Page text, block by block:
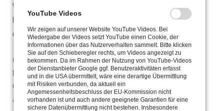
Vergünstigung und Erlaubnis des damals
lebenden Erzbischofs zu Mainz, Siegfried,
eingeweiht worden.“
(aus der Abschrift der Urkunde aus dem Knopf der
Kirche in Marbach, der 1982 bei der
Generalrenovierung der Marbacher Kirche
abgenommen wurde und dem neuen Knopf
YouTube Videos
Wir zeigen auf unserer Website YouTube Videos. Bei
Wiedergabe der Videos setzt YouTube einen Cookie, der
Informationen über das Nutzerverhalten sammelt. Bitte klicken
Sie auf den Schieberegler rechts, um Videos angezeigt zu
bekommen. Da im Rahmen der Nutzung von YouTube-Videos
der Dienstanbieter Google ggf. Benutzeraktivitäten erfasst
und in die USA übermittelt, wäre eine derartige Übermittlung
mit Risiken verbunden, da aktuell ein
Angemessenheitsbeschluss der EU-Kommission nicht
vorhanden ist und auch andere geeignete Garantien für eine
sichere Datenübermittlung nicht bestehen. Insbesondere